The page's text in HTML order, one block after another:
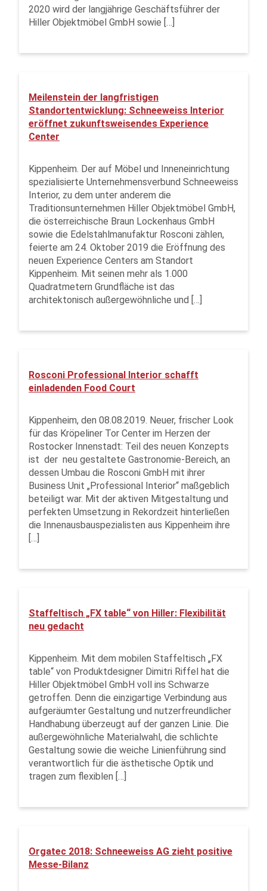
2020 wird der langjährige Geschäftsführer der
Hiller Objektmöbel GmbH sowie […]
Meilenstein der langfristigen
Standortentwicklung: Schneeweiss Interior
eröffnet zukunftsweisendes Experience
Center
Kippenheim. Der auf Möbel und Inneneinrichtung
spezialisierte Unternehmensverbund Schneeweiss
Interior, zu dem unter anderem die
Traditionsunternehmen Hiller Objektmöbel GmbH,
die österreichische Braun Lockenhaus GmbH
sowie die Edelstahlmanufaktur Rosconi zählen,
feierte am 24. Oktober 2019 die Eröffnung des
neuen Experience Centers am Standort
Kippenheim. Mit seinen mehr als 1.000
Quadratmetern Grundfläche ist das
architektonisch außergewöhnliche und […]
Rosconi Professional Interior schafft
einladenden Food Court
Kippenheim, den 08.08.2019. Neuer, frischer Look
für das Kröpeliner Tor Center im Herzen der
Rostocker Innenstadt: Teil des neuen Konzepts
ist der neu gestaltete Gastronomie-Bereich, an
dessen Umbau die Rosconi GmbH mit ihrer
Business Unit „Professional Interior“ maßgeblich
beteiligt war. Mit der aktiven Mitgestaltung und
perfekten Umsetzung in Rekordzeit hinterließen
die Innenausbauspezialisten aus Kippenheim ihre
[…]
Staffeltisch „FX table“ von Hiller: Flexibilität
neu gedacht
Kippenheim. Mit dem mobilen Staffeltisch „FX
table“ von Produktdesigner Dimitri Riffel hat die
Hiller Objektmöbel GmbH voll ins Schwarze
getroffen. Denn die einzigartige Verbindung aus
aufgeräumter Gestaltung und nutzerfreundlicher
Handhabung überzeugt auf der ganzen Linie. Die
außergewöhnliche Materialwahl, die schlichte
Gestaltung sowie die weiche Linienführung sind
verantwortlich für die ästhetische Optik und
tragen zum flexiblen […]
Orgatec 2018: Schneeweiss AG zieht positive
Messe-Bilanz